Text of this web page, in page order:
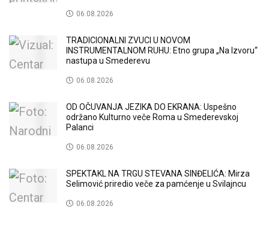
06.08.2026
TRADICIONALNI ZVUCI U NOVOM
INSTRUMENTALNOM RUHU: Etno grupa „Na Izvoru“
nastupa u Smederevu
06.08.2026
OD OČUVANJA JEZIKA DO EKRANA: Uspešno
održano Kulturno veče Roma u Smederevskoj
Palanci
06.08.2026
SPEKTAKL NA TRGU STEVANA SINĐELIĆA: Mirza
Selimović priredio veče za pamćenje u Svilajncu
06.08.2026